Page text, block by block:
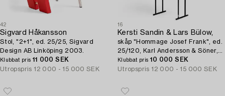
42
Sigvard Håkansson
Stol, "2+1", ed. 25/25, Sigvard
Design AB Linköping 2003.
Klubbat pris 11 000 SEK
Utropspris 12 000 - 15 000 SEK
16
Kersti Sandin & Lars Bülow,
skåp "Hommage Josef Frank", ed.
25/120, Karl Andersson & Söner,
Huskvarna 1985.
Klubbat pris 10 000 SEK
Utropspris 12 000 - 15 000 SEK